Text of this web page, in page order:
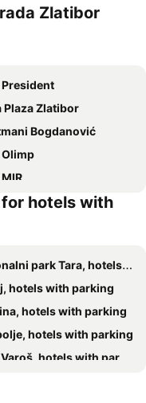
kućni
ljubimci
Zlatibor
Plaza Zlatibor
Bogdanović
Zlatibor
Kulturni centar Zlatibor
u Šumi
dvor
Pastuv
hotels with
park Tara, hotels with parking
hotels with parking
hotels with parking
hotels with parking
hotels with parking